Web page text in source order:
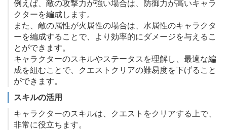
例えば、敵の攻撃力が強い場合は、防御力が高いキャラ
クターを編成します。
また、敵の属性が火属性の場合は、水属性のキャラクタ
ーを編成することで、より効率的にダメージを与えるこ
とができます。
キャラクターのスキルやステータスを理解し、最適な編
成を組むことで、クエストクリアの難易度を下げること
ができます。
スキルの活用
キャラクターのスキルは、クエストをクリアする上で、
非常に役立ちます。